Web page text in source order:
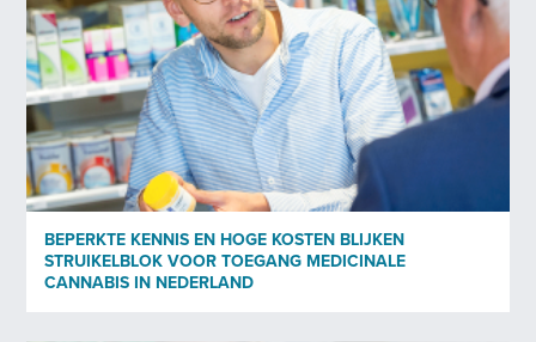
Ja
Nee
Privacybeleid
Ik heb het privacybeleid* van Bedrocan gelezen en ga
akkoord.*
Privacybeleid
BEPERKTE KENNIS EN HOGE KOSTEN BLIJKEN
STRUIKELBLOK VOOR TOEGANG MEDICINALE
CANNABIS IN NEDERLAND